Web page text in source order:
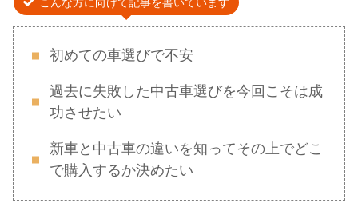
初めての車選びで不安
過去に失敗した中古車選びを今回こそは成
功させたい
新車と中古車の違いを知ってその上でどこ
で購入するか決めたい